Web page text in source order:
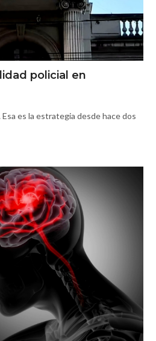
policial en
es la estrategia desde hace dos